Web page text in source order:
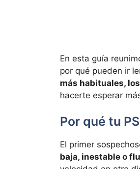
En esta guía
por qué pueden ir
más habituales,
hacerte esperar
Por qué tu
El primer
baja, inestable o